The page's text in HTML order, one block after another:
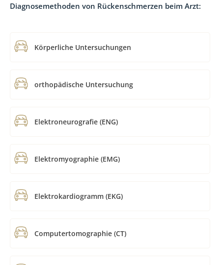
Diagnosemethoden von Rückenschmerzen beim Arzt:
Körperliche Untersuchungen
orthopädische Untersuchung
Elektroneurografie (ENG)
Elektromyographie (EMG)
Elektrokardiogramm (EKG)
Computertomographie (CT)